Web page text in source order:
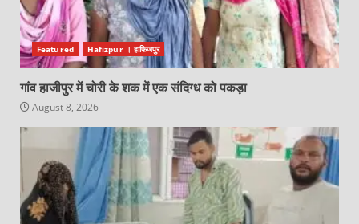
Featured Hafizpur । हाफिजपुर
गांव हाजीपुर में चोरी के शक में एक संदिग्ध को पकड़ा
August 8, 2026